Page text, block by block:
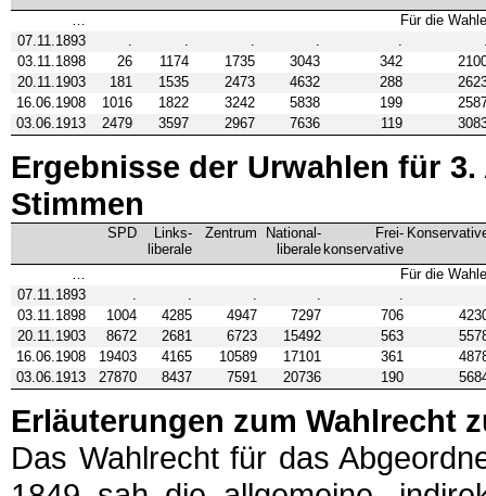
…
Für die
07.11.1893
. . . . .
03.11.1898
26 1174 1735 3043 342
20.11.1903
181 1535 2473 4632 288
16.06.1908
1016 1822 3242 5838 199
03.06.1913
2479 3597 2967 7636 119
Ergebnisse der Urwahlen für
Stimmen
SPD
Links­
liberale
Zentrum
National­
liberale
Frei­
konservative
…
Für die
07.11.1893
. . . . .
03.11.1898
1004 4285 4947 7297 706
20.11.1903
8672 2681 6723 15492 563
16.06.1908
19403 4165 10589 17101 361
03.06.1913
27870 8437 7591 20736 190
Erläuterungen zum Wahlrecht
Das Wahlrecht für das